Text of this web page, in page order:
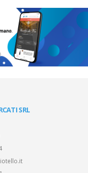
SRL